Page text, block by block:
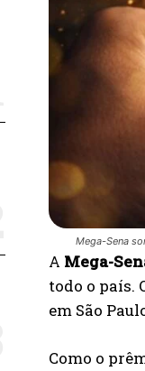
Mega-Sena
A Mega-
todo o país.
em São
Como o